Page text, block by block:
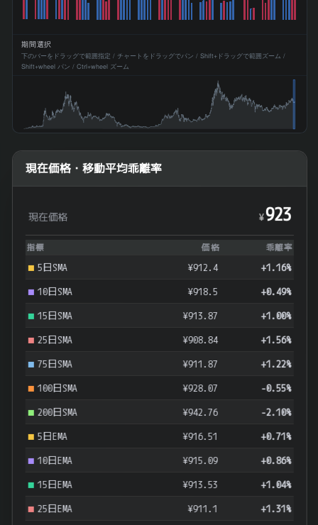
期間選択
下のバーをドラッグで範囲指定 / チャートをドラッグでパン / Shift+ドラッグで範囲ズーム /
Shift+wheel パン / Ctrl+wheel ズーム
現在価格・移動平均乖離率
現在価格 ¥923
指標 価格 乖離率
5日SMA ¥912.4 +1.16%
10日SMA ¥918.5 +0.49%
15日SMA ¥913.87 +1.00%
25日SMA ¥908.84 +1.56%
75日SMA ¥911.87 +1.22%
100日SMA ¥928.07 -0.55%
200日SMA ¥942.76
-2.10%
5日EMA
¥916.51 +0.71%
10日EMA ¥915.09 +0.86%
15日EMA ¥913.53 +1.04%
25日EMA ¥911.1 +1.31%